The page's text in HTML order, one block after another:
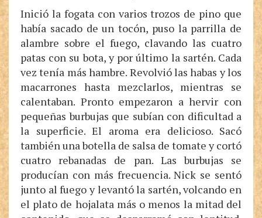
Inició la fogata con varios trozos de pino que
había sacado de un tocón, puso la parrilla de
alambre sobre el fuego, clavando las cuatro
patas con su bota, y por último la sartén. Cada
vez tenía más hambre. Revolvió las habas y los
macarrones hasta mezclarlos, mientras se
calentaban. Pronto empezaron a hervir con
pequeñas burbujas que subían con dificultad a
la superficie. El aroma era delicioso. Sacó
también una botella de salsa de tomate y cortó
cuatro rebanadas de pan. Las burbujas se
producían con más frecuencia. Nick se sentó
junto al fuego y levantó la sartén, volcando en
el plato de hojalata más o menos la mitad del